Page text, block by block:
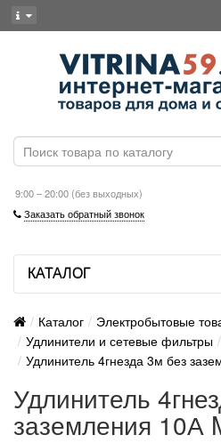
9:00 – 20:00 (без выходных)
Заказать обратный звонок
КАТАЛОГ
Каталог
Электробытовые
Удлинители и сетевые фильтры
Удлинитель 4гнезда 3м без
Удлинитель
заземления 10А